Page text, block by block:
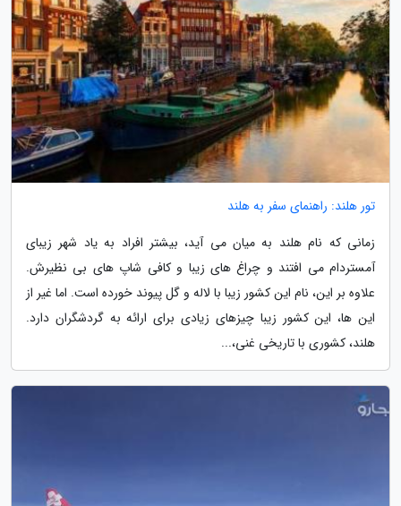
تور هلند: راهنمای سفر به هلند
زمانی که نام هلند به میان می آید، بیشتر افراد به یاد شهر زیبای
آمستردام می افتند و چراغ های زیبا و کافی شاپ های بی نظیرش.
علاوه بر این، نام این کشور زیبا با لاله و گل پیوند خورده است. اما غیر از
این ها، این کشور زیبا چیزهای زیادی برای ارائه به گردشگران دارد.
هلند، کشوری با تاریخی غنی،...